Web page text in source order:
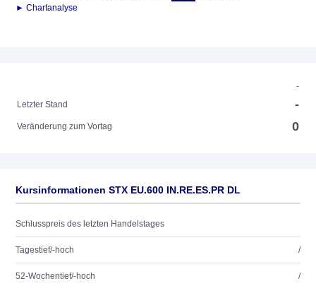
► Chartanalyse
-
Letzter Stand
-
Veränderung zum Vortag 0
Kursinformationen STX EU.600 IN.RE.ES.PR DL
Schlusspreis des letzten Handelstages
Tagestief/-hoch /
52-Wochentief/-hoch /